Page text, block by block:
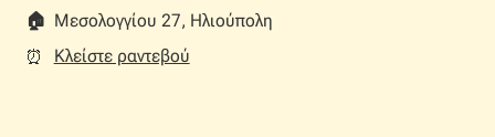
🏠︎ Μεσολογγίου 27, Ηλιούπολη
⏰︎
Κλείστε ραντεβού